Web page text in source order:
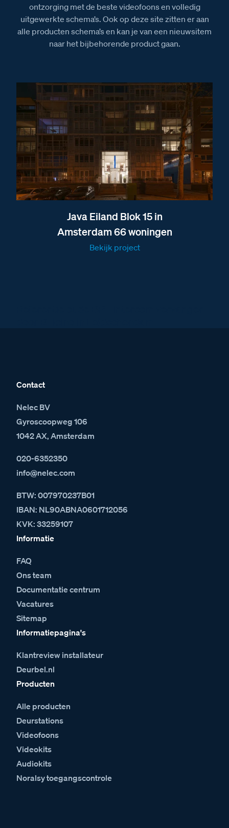
ontzorging met de beste videofoons en volledig
uitgewerkte schema’s. Ook op deze site zitten er aan
alle producten schema’s en kan je van een nieuwsitem
naar het bijbehorende product gaan.
Java Eiland Blok 15 in
Amsterdam 66 woningen
Bekijk project
Contact
Nelec BV
Gyroscoopweg 106
1042 AX, Amsterdam
020-6352350
info@nelec.com
BTW: 007970237B01
IBAN: NL90ABNA0601712056
KVK: 33259107
Informatie
FAQ
Ons team
Documentatie centrum
Vacatures
Sitemap
Informatiepagina's
Klantreview installateur
Deurbel.nl
Producten
Alle producten
Deurstations
Videofoons
Videokits
Audiokits
Noralsy toegangscontrole